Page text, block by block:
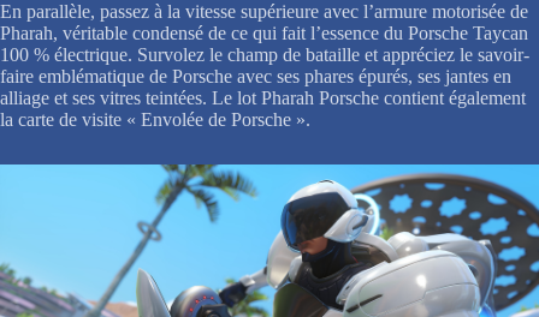
En parallèle, passez à la vitesse supérieure avec l’armure motorisée de
Pharah, véritable condensé de ce qui fait l’essence du Porsche Taycan
100 % électrique. Survolez le champ de bataille et appréciez le savoir-
faire emblématique de Porsche avec ses phares épurés, ses jantes en
alliage et ses vitres teintées. Le lot Pharah Porsche contient également
la carte de visite « Envolée de Porsche ».